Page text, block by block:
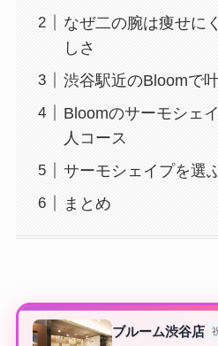
なぜ二の腕は痩せに
しさ
渋谷駅近のBloomで
Bloomのサーモシェ
人コース
サーモシェイプを選
まとめ
ブルーム渋谷店